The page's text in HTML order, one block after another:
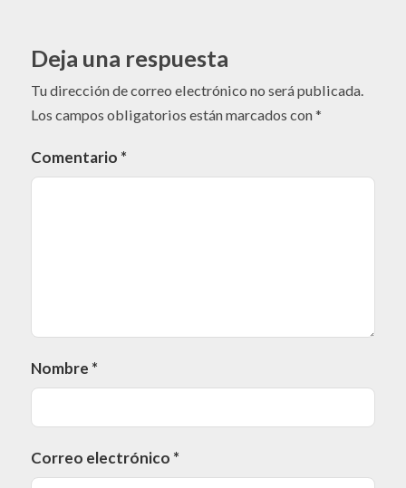
Deja una respuesta
Tu dirección de correo electrónico no será publicada.
Los campos obligatorios están marcados con*
Comentario *
Nombre *
Correo electrónico *